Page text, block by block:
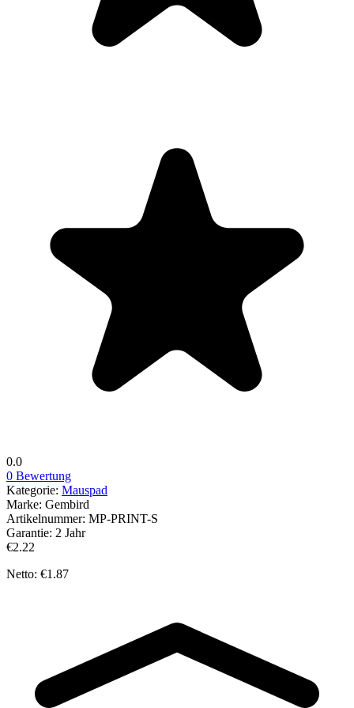
0.0
0 Bewertung
Kategorie: Mauspad
Marke: Gembird
Artikelnummer: MP-PRINT-S
Garantie: 2 Jahr
€2.22
Netto: €1.87